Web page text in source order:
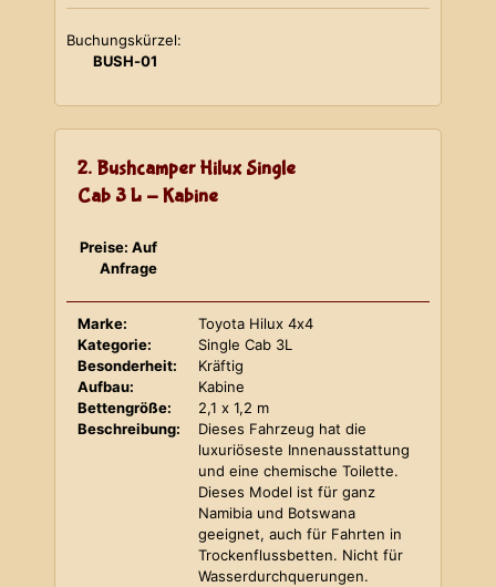
Buchungskürzel:
BUSH-01
2. Bushcamper Hilux Single
Cab 3 L - Kabine
Preise: Auf
Anfrage
Marke:
Toyota Hilux 4x4
Kategorie:
Single Cab 3L
Besonderheit:
Kräftig
Aufbau:
Kabine
Bettengröße:
2,1 x 1,2 m
Beschreibung:
Dieses Fahrzeug hat die
luxuriöseste Innenausstattung
und eine chemische Toilette.
Dieses Model ist für ganz
Namibia und Botswana
geeignet, auch für Fahrten in
Trockenflussbetten. Nicht für
Wasserdurchquerungen.